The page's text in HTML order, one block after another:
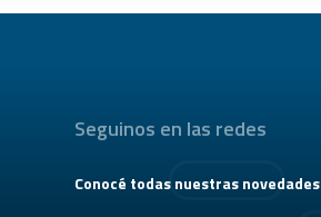
Seguinos en las redes
Conocé todas nuestras novedades